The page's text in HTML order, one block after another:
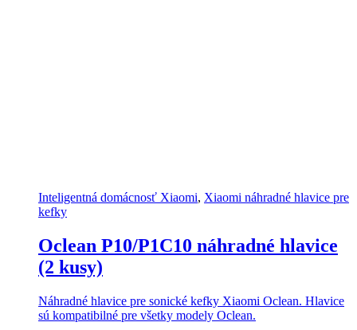
Inteligentná domácnosť Xiaomi, Xiaomi náhradné hlavice pre
kefky
Oclean P10/P1C10 náhradné hlavice
(2 kusy)
Náhradné hlavice pre sonické kefky Xiaomi Oclean. Hlavice
sú kompatibilné pre všetky modely Oclean.